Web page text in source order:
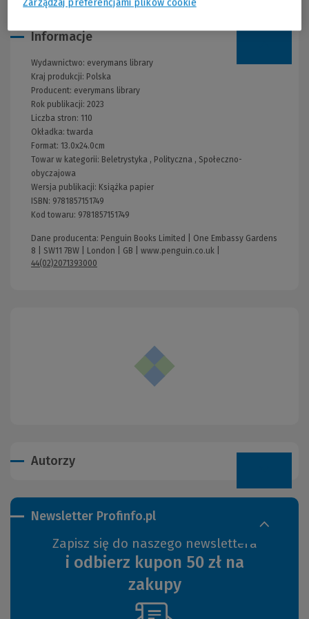
Informacje
Wydawnictwo: everymans library
Kraj produkcji: Polska
Producent: everymans library
Rok publikacji: 2023
Liczba stron: 110
Okładka:twarda
Format: 13.0x24.0cm
Towar w kategorii: Beletrystyka , Polityczna , Społeczno-
obyczajowa
Wersja publikacji: Książka papier
ISBN: 9781857151749
Kod towaru: 9781857151749
Dane producenta: Penguin Books Limited | One Embassy Gardens
8 | SW11 7BW | London | GB | www.penguin.co.uk
44(02)2071393000
Autorzy
Newsletter Profinfo.pl
Zapisz się do naszego newslettera
i odbierz kupon 50 zł na
zakupy
Zarządzaj preferencjami plików cookie